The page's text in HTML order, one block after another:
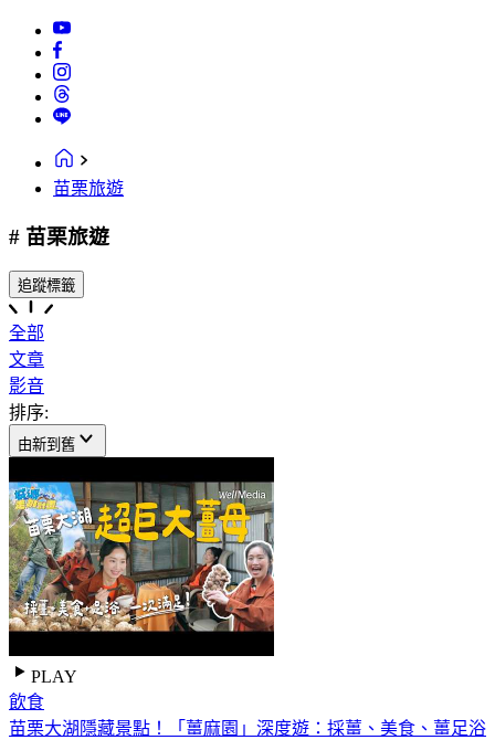
苗栗旅遊
# 苗栗旅遊
追蹤標籤
全部
文章
影音
排序:
由新到舊
PLAY
飲食
苗栗大湖隱藏景點！「薑麻園」深度遊：採薑、美食、薑足浴